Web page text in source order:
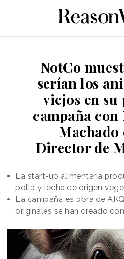
NotCo
serían los
viejos en
campaña con
Machado
Director de
La start-up alimentaria
pollo y leche de origen
La campaña es obra de
originales se han creado